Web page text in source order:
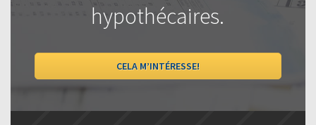
hypothécaires.
CELA M’INTÉRESSE!